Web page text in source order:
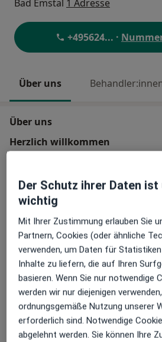
Bad Emstal 1 Adresse
+495624... ·
Über uns
Über uns
Herzlich willkommen
dauerhaft und langfristig
Unsere Mitarbeiter kennen die
Erfahrung - wie auch unser
Selbstbetroffene.
Wir setzen auf ein innovatives
basierend auf Gruppentherapie
dass die Therapie Spaß. Dabei
verschiedene
Online-Sitzungen sowie Einzel-
Warum zu mir?
Bereits seit der Gründung des
unsere Therapie und ihr Erfolg
Universitäten wissenschaftlich
Vielzahl von Studien bestätigt.
Der Schutz ihrer Daten ist
wichtig
Mit Ihrer Zustimmung erlauben Sie
Partnern, Cookies (oder ähnliche
verwenden, um Daten für
Inhalte zu liefern, die auf Ihren
basieren. Wenn Sie nur notwendige
werden wir nur diejenigen
ordnungsgemäße Nutzung unserer
erforderlich sind. Notwendige
abgelehnt werden. Sie können Ihre